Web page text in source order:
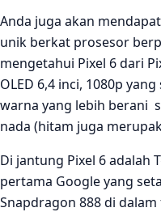
Anda juga akan
unik berkat prosesor
mengetahui Pixel 6 dari
OLED 6,4 inci, 1080p
warna yang lebih berani
nada (hitam juga
Di jantung Pixel 6 adalah
pertama Google yang
Snapdragon 888 di